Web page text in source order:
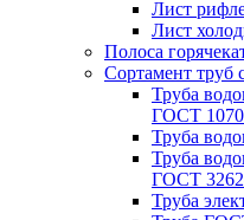
Лист
Лист
Полоса
Сортамент труб
Труба
ГОСТ
Труба
Труба
ГОСТ
Труба